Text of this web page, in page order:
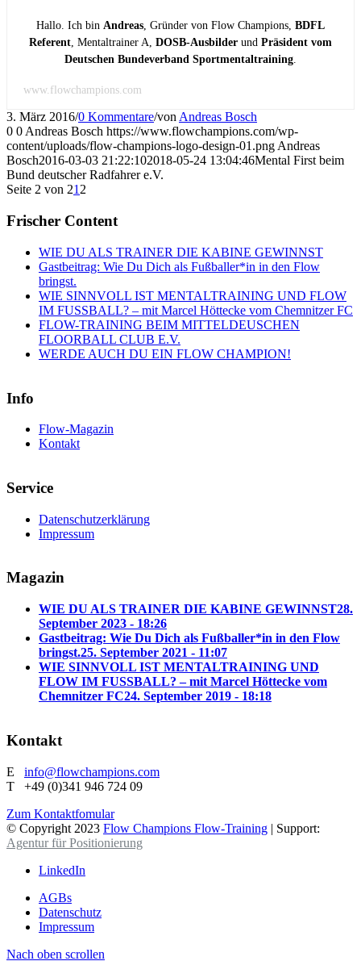
Hallo. Ich bin Andreas, Gründer von Flow Champions, BDFL
Referent, Mentaltrainer A, DOSB-Ausbilder und Präsident vom
Deutschen Bundeverband Sportmentaltraining.
www.flowchampions.com
3. März 2016/0 Kommentare/von Andreas Bosch
0 0 Andreas Bosch https://www.flowchampions.com/wp-
content/uploads/flow-champions-logo-design-01.png Andreas
Bosch2016-03-03 21:22:102018-05-24 13:04:46Mental First beim
Bund deutscher Radfahrer e.V.
Seite 2 von 21 2
Frischer Content
WIE DU ALS TRAINER DIE KABINE GEWINNST
Gastbeitrag: Wie Du Dich als Fußballer*in in den Flow
bringst.
WIE SINNVOLL IST MENTALTRAINING UND FLOW
IM FUSSBALL? – mit Marcel Höttecke vom Chemnitzer FC
FLOW-TRAINING BEIM MITTELDEUSCHEN
FLOORBALL CLUB E.V.
WERDE AUCH DU EIN FLOW CHAMPION!
Info
Flow-Magazin
Kontakt
Service
Datenschutzerklärung
Impressum
Magazin
WIE DU ALS TRAINER DIE KABINE GEWINNST28.
September 2023 - 18:26
Gastbeitrag: Wie Du Dich als Fußballer*in in den Flow
bringst.25. September 2021 - 11:07
WIE SINNVOLL IST MENTALTRAINING UND
FLOW IM FUSSBALL? – mit Marcel Höttecke vom
Chemnitzer FC24. September 2019 - 18:18
Kontakt
E info@flowchampions.com
T +49 (0)341 946 724 09
Zum Kontaktfomular
© Copyright 2023 Flow Champions Flow-Training | Support:
Agentur für Positionierung
LinkedIn
AGBs
Datenschutz
Impressum
Nach oben scrollen